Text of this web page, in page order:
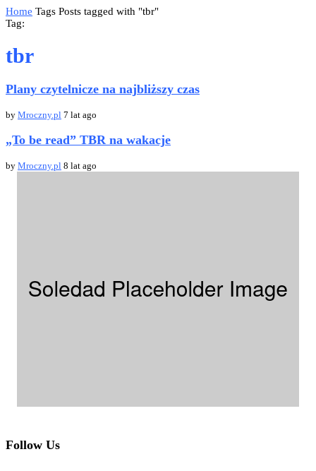
Home Tags Posts tagged with "tbr"
Tag:
tbr
Plany czytelnicze na najbliższy czas
by Mroczny.pl 7 lat ago
„To be read” TBR na wakacje
by Mroczny.pl 8 lat ago
Follow Us